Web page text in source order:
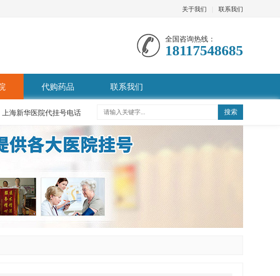
关于我们 联系我们
全国咨询热线：
18117548685
代购药品 联系我们
上海新华医院代挂号电话 搜索